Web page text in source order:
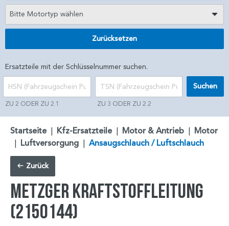
Bitte Motortyp wählen
Zurücksetzen
Ersatzteile mit der Schlüsselnummer suchen.
ZU 2 ODER ZU 2.1 ZU 3 ODER ZU 2.2
Suchen
Startseite | Kfz-Ersatzteile | Motor & Antrieb | Motor
| Luftversorgung | Ansaugschlauch / Luftschlauch
Zurück
METZGER Kraftstoffleitung
(2150144)